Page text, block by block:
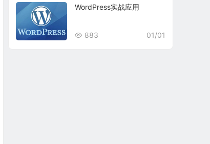
WordPress实战应用
01/01
883